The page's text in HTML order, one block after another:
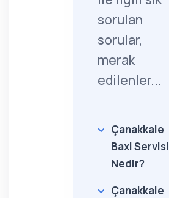
sorulan
sorular,
merak
edilenler...
Çanakkale
Baxi Servisi
Nedir?
Çanakkale